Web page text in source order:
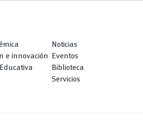
e innovación
Noticias
Eventos
Biblioteca
Servicios